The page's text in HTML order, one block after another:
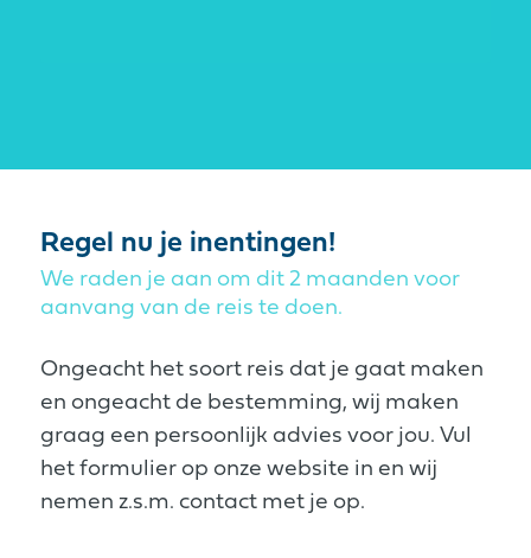
Regel nu je inentingen!
We raden je aan om dit 2 maanden voor
aanvang van de reis te doen.
Ongeacht het soort reis dat je gaat maken
en ongeacht de bestemming, wij maken
graag een persoonlijk advies voor jou. Vul
het formulier op onze website in en wij
nemen z.s.m. contact met je op.